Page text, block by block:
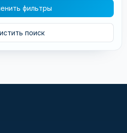
фильтры
поиск